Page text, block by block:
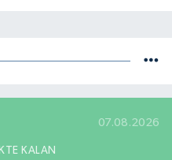
07.08.2026
KALAN